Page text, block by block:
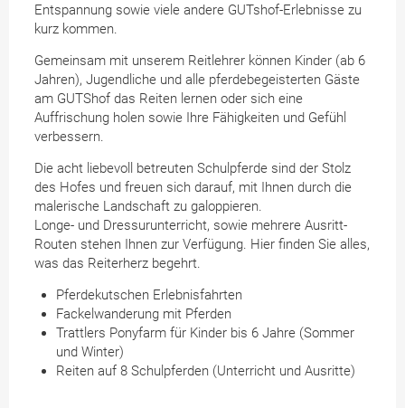
Entspannung sowie viele andere GUTshof-Erlebnisse zu
kurz kommen.
Gemeinsam mit unserem Reitlehrer können Kinder (ab 6
Jahren), Jugendliche und alle pferdebegeisterten Gäste
am GUTShof das Reiten lernen oder sich eine
Auffrischung holen sowie Ihre Fähigkeiten und Gefühl
verbessern.
Die acht liebevoll betreuten Schulpferde sind der Stolz
des Hofes und freuen sich darauf, mit Ihnen durch die
malerische Landschaft zu galoppieren.
Longe- und Dressurunterricht, sowie mehrere Ausritt-
Routen stehen Ihnen zur Verfügung. Hier finden Sie alles,
was das Reiterherz begehrt.
Pferdekutschen Erlebnisfahrten
Fackelwanderung mit Pferden
Trattlers Ponyfarm für Kinder bis 6 Jahre (Sommer
und Winter)
Reiten auf 8 Schulpferden (Unterricht und Ausritte)